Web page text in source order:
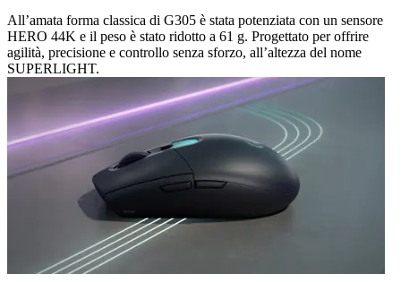
All’amata forma classica di G305 è stata potenziata con un sensore
HERO 44K e il peso è stato ridotto a 61 g. Progettato per offrire
agilità, precisione e controllo senza sforzo, all’altezza del nome
SUPERLIGHT.